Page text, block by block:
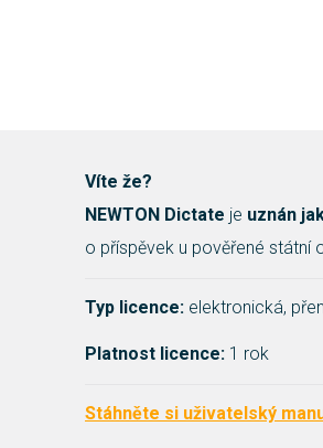
Víte že?
NEWTON Dictate je uznán
o příspěvek u pověřené státní
Typ licence: elektronická,
Platnost licence: 1 rok
Stáhněte si uživatelský